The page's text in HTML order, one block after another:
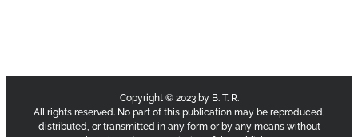
Copyright © 2023 by B. T. R.
All rights reserved. No part of this publication may be reproduced,
distributed, or transmitted in any form or by any means without